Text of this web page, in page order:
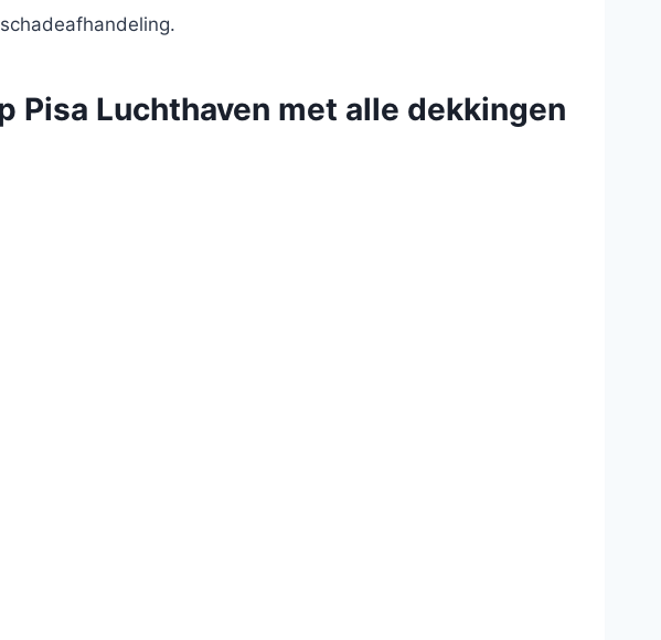
Pisa Luchthaven met alle dekkingen